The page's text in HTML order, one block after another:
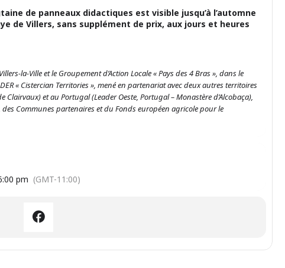
de panneaux didactiques est visible jusqu’à l’automne
de Villers, sans supplément de prix, aux jours et heures
la-Ville et le Groupement d’Action Locale « Pays des 4 Bras », dans le
« Cistercian Territories », mené en partenariat avec deux autres territoires
Clairvaux) et au Portugal (Leader Oeste, Portugal – Monastère d’Alcobaça),
Communes partenaires et du Fonds européen agricole pour le
pm (GMT-11:00)